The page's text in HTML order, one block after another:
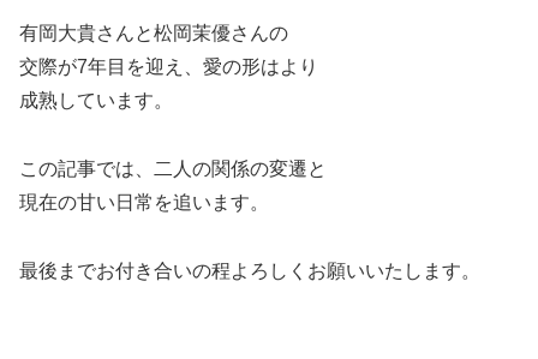
有岡大貴さんと松岡茉優さんの
交際が7年目を迎え、愛の形はより
成熟しています。
この記事では、二人の関係の変遷と
現在の甘い日常を追います。
最後までお付き合いの程よろしくお願いいたします。